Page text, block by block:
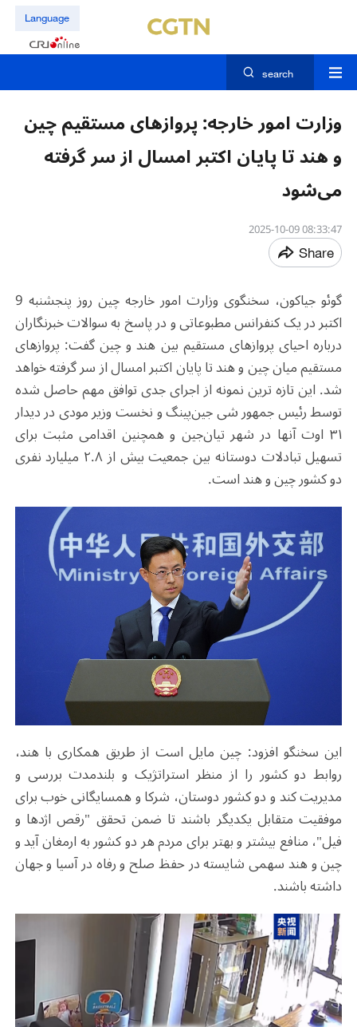
Language
search
وزارت امور خارجه: پروازهای مستقیم چین
و هند تا پایان اکتبر امسال از سر گرفته
می‌شود
08:33:47 2025-10-09
Share
گوئو جیاکون، سخنگوی وزارت امور خارجه چین روز پنجشنبه 9
اکتبر در یک کنفرانس مطبوعاتی و در پاسخ به سوالات خبرنگاران
درباره احیای پروازهای مستقیم بین هند و چین گفت: پروازهای
مستقیم میان چین و هند تا پایان اکتبر امسال از سر گرفته خواهد
شد. این تازه ترین نمونه از اجرای جدی توافق مهم حاصل شده
توسط رئیس جمهور شی جین‌پینگ و نخست وزیر مودی در دیدار
۳۱ اوت آنها در شهر تیان‌جین و همچنین اقدامی مثبت برای
تسهیل تبادلات دوستانه بین جمعیت بیش از ۲.۸ میلیارد نفری
دو کشور چین و هند است.
این سخنگو افزود: چین مایل است از طریق همکاری با هند،
روابط دو کشور را از منظر استراتژیک و بلندمدت بررسی و
مدیریت کند و دو کشور دوستان، شرکا و همسایگانی خوب برای
موفقیت متقابل یکدیگر باشند تا ضمن تحقق "رقص اژدها و
فیل"، منافع بیشتر و بهتر برای مردم هر دو کشور به ارمغان آید و
چین و هند سهمی شایسته‌ در حفظ صلح و رفاه در آسیا و جهان
داشته باشند.